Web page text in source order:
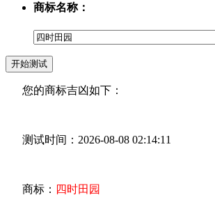
商标名称：
您的商标吉凶如下：
测试时间：2026-08-08 02:14:11
商标： 四时田园